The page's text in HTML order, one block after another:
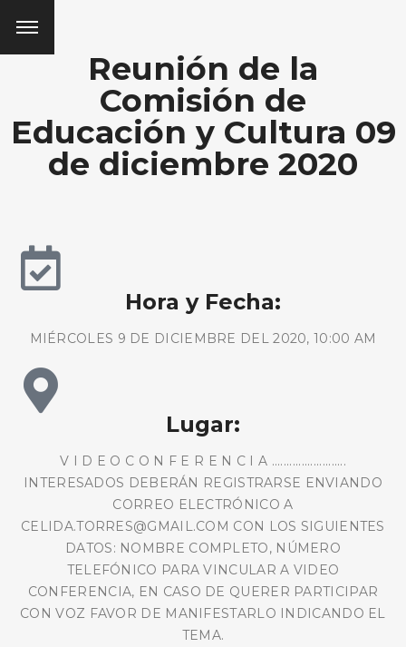
Reunión de la
Comisión de
Educación y Cultura 09
de diciembre 2020
Hora y Fecha:
MIÉRCOLES 9 DE DICIEMBRE DEL 2020, 10:00 AM
Lugar:
V I D E O C O N F E R E N C I A .........................
INTERESADOS DEBERÁN REGISTRARSE ENVIANDO
CORREO ELECTRÓNICO A
CELIDA.TORRES@GMAIL.COM CON LOS SIGUIENTES
DATOS: NOMBRE COMPLETO, NÚMERO
TELEFÓNICO PARA VINCULAR A VIDEO
CONFERENCIA, EN CASO DE QUERER PARTICIPAR
CON VOZ FAVOR DE MANIFESTARLO INDICANDO EL
TEMA.